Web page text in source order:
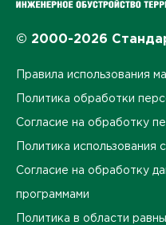
© 2000-2026
Правила использования
Политика обработки
Согласие на обработку
Политика использования
Согласие на обработку
программами
Политика в области